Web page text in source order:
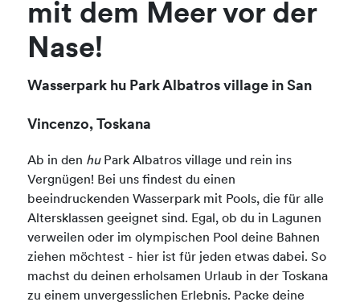
mit dem Meer vor der
Nase!
Wasserpark hu Park Albatros village in San
Vincenzo, Toskana
Ab in den huPark Albatros village und rein ins
Vergnügen! Bei uns findest du einen
beeindruckenden Wasserpark mit Pools, die für alle
Altersklassen geeignet sind. Egal, ob du in Lagunen
verweilen oder im olympischen Pool deine Bahnen
ziehen möchtest - hier ist für jeden etwas dabei. So
machst du deinen erholsamen Urlaub in der Toskana
zu einem unvergesslichen Erlebnis. Packe deine